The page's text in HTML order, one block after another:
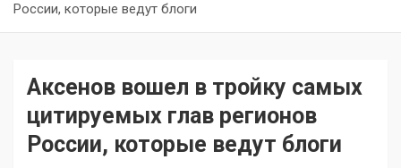
России, которые ведут блоги
Аксенов вошел в тройку самых
цитируемых глав регионов
России, которые ведут блоги